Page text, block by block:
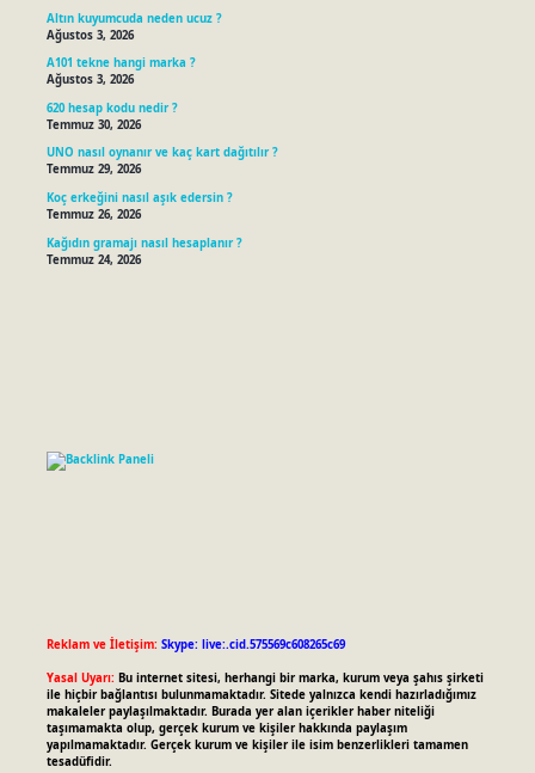
Altın kuyumcuda neden ucuz ?
Ağustos 3, 2026
A101 tekne hangi marka ?
Ağustos 3, 2026
620 hesap kodu nedir ?
Temmuz 30, 2026
UNO nasıl oynanır ve kaç kart dağıtılır ?
Temmuz 29, 2026
Koç erkeğini nasıl aşık edersin ?
Temmuz 26, 2026
Kağıdın gramajı nasıl hesaplanır ?
Temmuz 24, 2026
Reklam ve İletişim: Skype: live:.cid.575569c608265c69
Yasal Uyarı: Bu internet sitesi, herhangi bir marka, kurum veya şahıs şirketi
ile hiçbir bağlantısı bulunmamaktadır. Sitede yalnızca kendi hazırladığımız
makaleler paylaşılmaktadır. Burada yer alan içerikler haber niteliği
taşımamakta olup, gerçek kurum ve kişiler hakkında paylaşım
yapılmamaktadır. Gerçek kurum ve kişiler ile isim benzerlikleri tamamen
tesadüfidir.